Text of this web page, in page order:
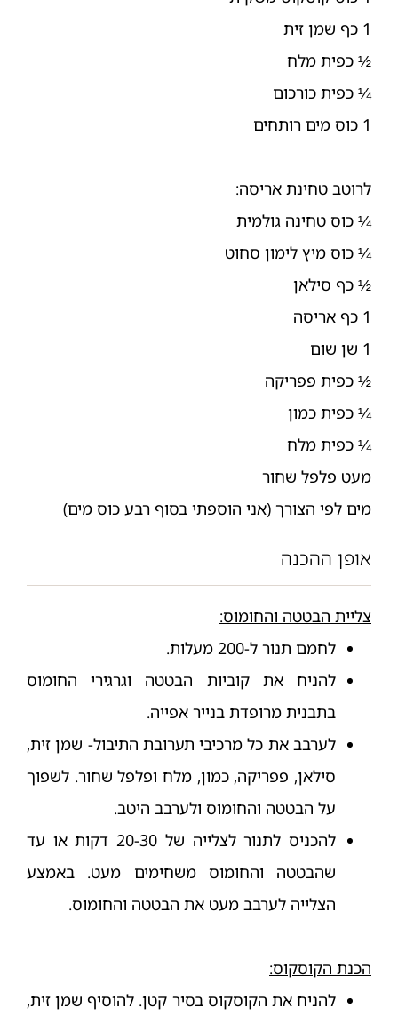
1 כף שמן זית
½ כפית מלח
¼ כפית כורכום
1 כוס מים רותחים
לרוטב טחינת אריסה:
¼ כוס טחינה גולמית
¼ כוס מיץ לימון סחוט
½ כף סילאן
1 כף אריסה
1 שן שום
½ כפית פפריקה
¼ כפית כמון
¼ כפית מלח
מעט פלפל שחור
מים לפי הצורך (אני הוספתי בסוף רבע כוס מים)
אופן ההכנה
צליית הבטטה והחומוס:
לחמם תנור ל-200 מעלות.
להניח את קוביות הבטטה וגרגירי החומוס
בתבנית מרופדת בנייר אפייה.
לערבב את כל מרכיבי תערובת התיבול- שמן זית,
סילאן, פפריקה, כמון, מלח ופלפל שחור. לשפוך
על הבטטה והחומוס ולערבב היטב.
להכניס לתנור לצלייה של 20-30 דקות או עד
שהבטטה והחומוס משחימים מעט. באמצע
הצלייה לערבב מעט את הבטטה והחומוס.
הכנת הקוסקוס:
להניח את הקוסקוס בסיר קטן. להוסיף שמן זית,